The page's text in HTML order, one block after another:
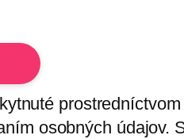
osobných údajov.